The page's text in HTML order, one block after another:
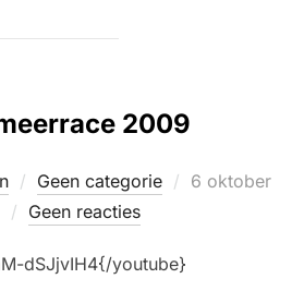
2009
Geen categorie
Geplaatst
6 oktober
Geen reacties
dSJjvIH4{/youtube}